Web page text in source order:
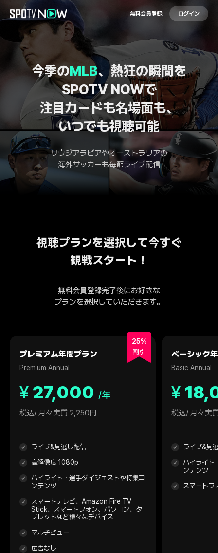
無料会員登録 ログイン
今季のMLB、熱狂の瞬間を
SPOTV NOWで
注目カードも名場面も、
いつでも視聴可能
サウジアラビアやオーストラリアの
海外サッカーも毎節ライブ配信
視聴プランを選択して今すぐ
観戦スタート！
無料会員登録完了後にお好きな
プランを選択していただきます。
25%
割引
プレミアム年間プラン
Premium Annual
¥ 27,000 /年
税込/ 月々実質 2,250円
ライブ&見逃し配信
高解像度 1080p
ハイライト・選手ダイジェストや特集コ
ンテンツ
スマートテレビ、Amazon Fire TV
Stick、スマートフォン、パソコン、タ
ブレットなど様々なデバイス
マルチビュー
広告なし
ベーシック
Basic Annual
¥
税込/ 月々実
ライブ&見
ハイライト
ンテンツ
スマートフ